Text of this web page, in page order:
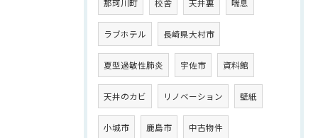
那珂川町 校舎 天井裏 喘息
ラブホテル 長崎県大村市
夏型過敏性肺炎 宇佐市 資料館
天井のカビ リノベーション 壁紙
小城市 鹿島市 中古物件